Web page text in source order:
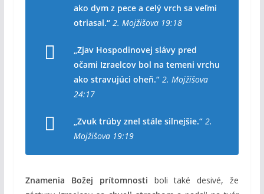
ako dym z pece a celý vrch sa veľmi
otriasal.“ 2. Mojžišova 19:18
„Zjav Hospodinovej slávy pred
očami Izraelcov bol na temeni vrchu
ako stravujúci oheň.“ 2. Mojžišova
24:17
„Zvuk trúby znel stále silnejšie.“ 2.
Mojžišova 19:19
Znamenia Božej prítomnosti boli také desivé, že